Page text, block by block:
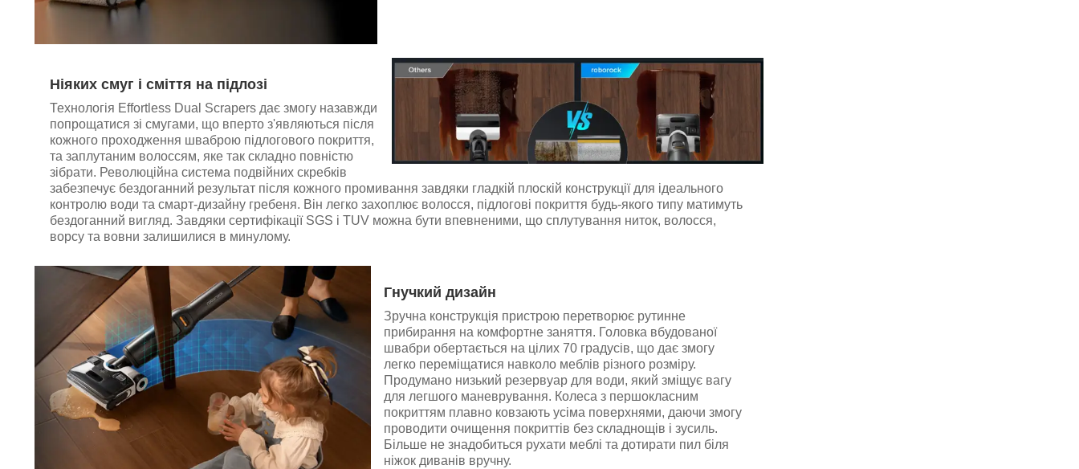
Ніяких смуг і сміття на підлозі
Технологія Effortless Dual Scrapers дає змогу назавжди
попрощатися зі смугами, що вперто з'являються після
кожного проходження шваброю підлогового покриття,
та заплутаним волоссям, яке так складно повністю
зібрати. Революційна система подвійних скребків
забезпечує бездоганний результат після кожного промивання завдяки гладкій плоскій конструкції для ідеального
контролю води та смарт-дизайну гребеня. Він легко захоплює волосся, підлогові покриття будь-якого типу матимуть
бездоганний вигляд. Завдяки сертифікації SGS і TUV можна бути впевненими, що сплутування ниток, волосся,
ворсу та вовни залишилися в минулому.
Гнучкий дизайн
Зручна конструкція пристрою перетворює рутинне
прибирання на комфортне заняття. Головка вбудованої
швабри обертається на цілих 70 градусів, що дає змогу
легко переміщатися навколо меблів різного розміру.
Продумано низький резервуар для води, який зміщує вагу
для легшого маневрування. Колеса з першокласним
покриттям плавно ковзають усіма поверхнями, даючи змогу
проводити очищення покриттів без складнощів і зусиль.
Більше не знадобиться рухати меблі та дотирати пил біля
ніжок диванів вручну.